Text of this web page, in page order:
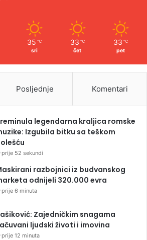
35 ℃
sri
33 ℃
čet
33 ℃
pet
Posljednje Komentari
legendarna kraljica romske
Izgubila bitku sa teškom
prije 52 sekundi
razbojnici iz budvanskog
odnijeli 320.000 evra
prije 6 minuta
Zajedničkim snagama
ljudski životi i imovina
prije 12 minuta